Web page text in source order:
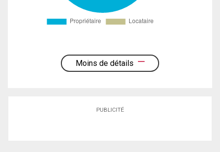
Moins de détails
PUBLICITÉ